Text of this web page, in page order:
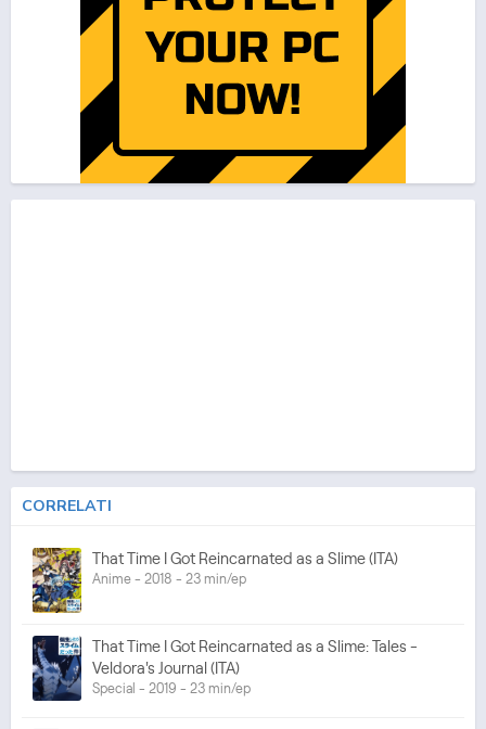
CORRELATI
That Time I Got Reincarnated as a Slime (ITA)
Anime - 2018 - 23 min/ep
That Time I Got Reincarnated as a Slime: Tales -
Veldora's Journal (ITA)
Special - 2019 - 23 min/ep